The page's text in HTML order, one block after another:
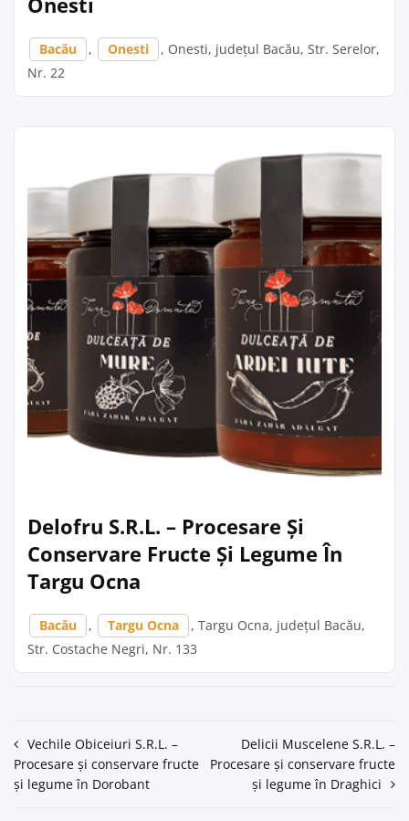
Bacău , Onesti
, Onesti, județul Bacău, Str. Serelor,
Nr. 22
Delofru S.R.L. – Procesare Și
Conservare Fructe Și Legume În
Targu Ocna
Bacău , Targu Ocna
, Targu Ocna, județul Bacău,
Str. Costache Negri, Nr. 133
Navigare
în
Vechile Obiceiuri S.R.L. –
Procesare și conservare fructe
și legume în Dorobant
Delicii Muscelene S.R.L. –
Procesare și conservare fructe
și legume în Draghici